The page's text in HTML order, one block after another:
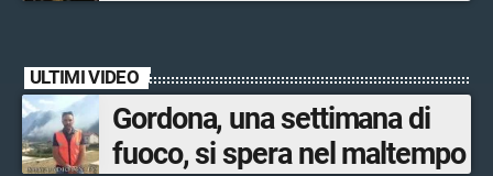
ULTIMI VIDEO
Gordona, una settimana di
fuoco, si spera nel maltempo